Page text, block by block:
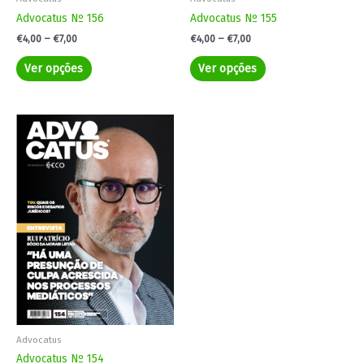
Advocatus Nº 156
€4,00 – €7,00
Ver opções
page
Advocatus Nº 155
€4,00 – €7,00
Ver opções
page
Advocatus
Advocatus Nº 154
Price
range:
€4,00
through
€7,00
This
product
has
multiple
variants.
The
options
may
be
chosen
on
the
page